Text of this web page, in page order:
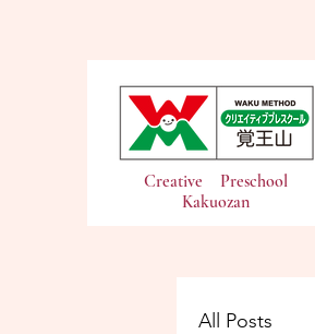
Creative Preschool
Kakuozan
All Posts